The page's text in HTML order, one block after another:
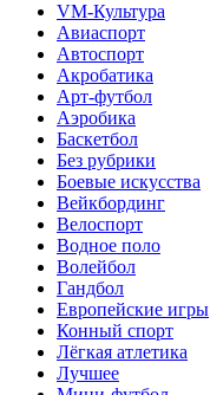
VM-Культура
Авиаспорт
Автоспорт
Акробатика
Арт-футбол
Аэробика
Баскетбол
Без рубрики
Боевые искусства
Вейкбординг
Велоспорт
Водное поло
Волейбол
Гандбол
Европейские игры
Конный спорт
Лёгкая атлетика
Лучшее